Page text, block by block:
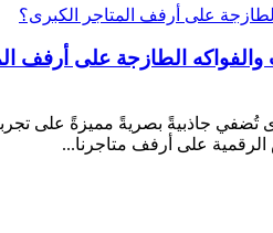
الطازجة على أرفف
تُضفي جاذبيةً بصريةً مميزةً على
الرقمية على أرفف متاجرنا...